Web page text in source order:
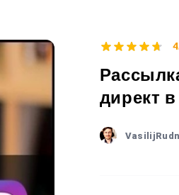
директ